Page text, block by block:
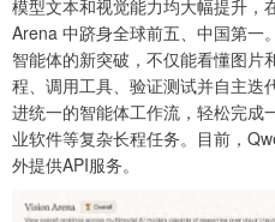
模型文本和视觉能力均大幅提升，
Arena 中跻身全球前五、中国第一
智能体的新突破，不仅能看懂图片
程、调用工具、验证测试并自主迭
进统一的智能体工作流，轻松完成
业软件等复杂长程任务。目前，
外提供API服务。